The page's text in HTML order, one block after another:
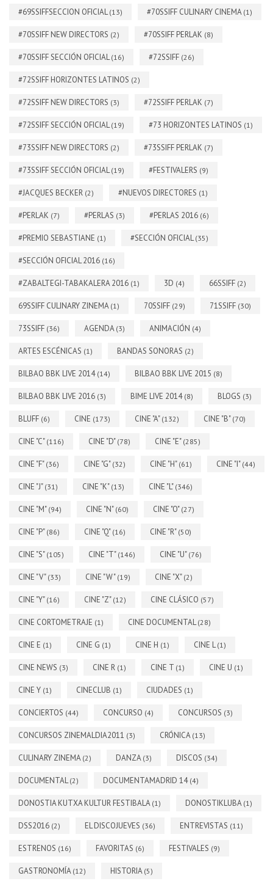
#69SSIFFSECCION OFICIAL(13) #70SSIFF CULINARY CINEMA (1)
#70SSIFF NEW DIRECTORS (2) #70SSIFF PERLAK (8)
#70SSIFF SECCIÓN OFICIAL(16) #72SSIFF (26)
#72SSIFF HORIZONTES LATINOS (2)
#72SSIFF NEW DIRECTORS (3) #72SSIFF PERLAK (7)
#72SSIFF SECCIÓN OFICIAL(19) #73 HORIZONTES LATINOS (1)
#73SSIFF NEW DIRECTORS (2) #73SSIFF PERLAK (7)
#73SSIFF SECCIÓN OFICIAL(19) #FESTIVALERS (9)
#JACQUES BECKER (2) #NUEVOS DIRECTORES (1)
#PERLAK (7) #PERLAS (3) #PERLAS 2016 (6)
#PREMIO SEBASTIANE (1) #SECCIÓN OFICIAL(35)
#SECCIÓN OFICIAL 2016 (16)
#ZABALTEGI-TABAKALERA 2016 (1) 3D (4) 66SSIFF (2)
69SSIFF CULINARY ZINEMA (1) 70SSIFF (29) 71SSIFF (30)
73SSIFF (36) AGENDA (3) ANIMACIÓN (4)
ARTES ESCÉNICAS (1) BANDAS SONORAS (2)
BILBAO BBK LIVE 2014 (14) BILBAO BBK LIVE 2015 (8)
BILBAO BBK LIVE 2016 (3) BIME LIVE 2014 (8) BLOGS (3)
BLUFF (6) CINE (173) CINE "A" (132) CINE "B" (70)
CINE "C" (116) CINE "D" (78) CINE "E" (285)
CINE "F" (36) CINE "G" (32) CINE "H" (61) CINE "I" (44)
CINE "J" (31) CINE "K" (13) CINE "L" (346)
CINE "M" (94) CINE "N" (60) CINE "O" (27)
CINE "P" (86) CINE "Q" (16) CINE "R" (50)
CINE "S" (105) CINE "T" (146) CINE "U" (76)
CINE "V" (33) CINE "W" (19) CINE "X" (2)
CINE "Y" (16) CINE "Z" (12) CINE CLÁSICO (57)
CINE CORTOMETRAJE (1) CINE DOCUMENTAL(28)
CINE E (1) CINE G (1) CINE H (1) CINE L(1)
CINE NEWS (3) CINE R (1) CINE T (1) CINE U (1)
CINE Y (1) CINECLUB (1) CIUDADES (1)
CONCIERTOS (44) CONCURSO (4) CONCURSOS (3)
CONCURSOS ZINEMALDIA2011 (3) CRÓNICA (13)
CULINARY ZINEMA (2) DANZA (3) DISCOS (34)
DOCUMENTAL(2) DOCUMENTAMADRID 14 (4)
DONOSTIA KUTXA KULTUR FESTIBALA (1) DONOSTIKLUBA (1)
DSS2016 (2) EL DISCOJUEVES (36) ENTREVISTAS (11)
ESTRENOS (16) FAVORITAS (6) FESTIVALES (9)
GASTRONOMÍA (12) HISTORIA (5)